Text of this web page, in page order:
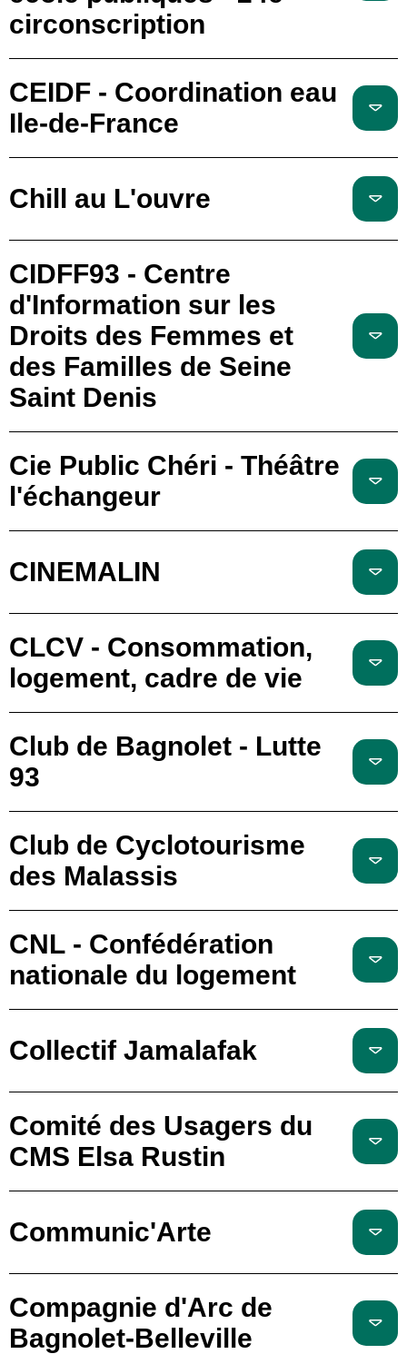
circonscription
CEIDF - Coordination eau
Ile-de-France
Chill au L'ouvre
CIDFF93 - Centre
d'Information sur les
Droits des Femmes et
des Familles de Seine
Saint Denis
Cie Public Chéri - Théâtre
l'échangeur
CINEMALIN
CLCV - Consommation,
logement, cadre de vie
Club de Bagnolet - Lutte
93
Club de Cyclotourisme
des Malassis
CNL - Confédération
nationale du logement
Collectif Jamalafak
Comité des Usagers du
CMS Elsa Rustin
Communic'Arte
Compagnie d'Arc de
Bagnolet-Belleville